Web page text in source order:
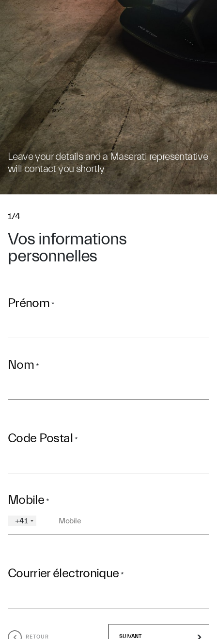
Leave your details and a Maserati representative
will contact you shortly
1/4
Vos informations
personnelles
Prénom *
Nom *
Code Postal *
Mobile *
+41
Courrier électronique *
RETOUR